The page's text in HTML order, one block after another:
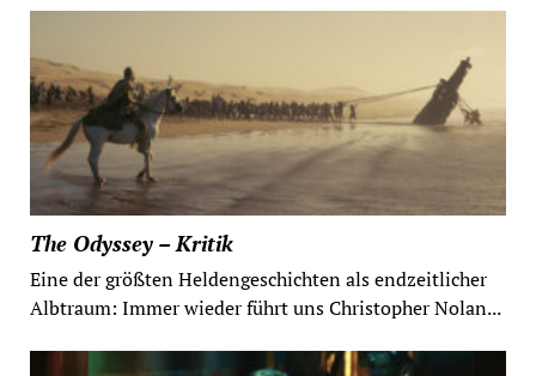
The Odyssey – Kritik
Eine der größten Heldengeschichten als endzeitlicher
Albtraum: Immer wieder führt uns Christopher Nolan...